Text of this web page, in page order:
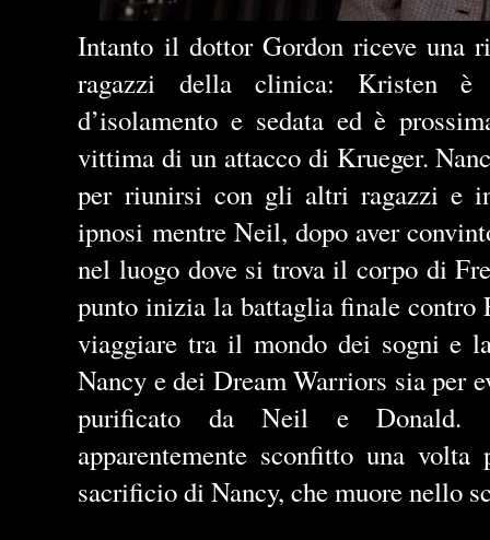
Intanto il dottor Gordon riceve una
ragazzi della clinica: Kristen è
d’isolamento e sedata ed è
vittima di un attacco di Krueger.
per riunirsi con gli altri ragazzi e
ipnosi mentre Neil, dopo aver
nel luogo dove si trova il corpo di
punto inizia la battaglia finale contro
viaggiare tra il mondo dei sogni e
Nancy e dei Dream Warriors sia per
purificato da Neil e Donald.
apparentemente sconfitto una
sacrificio di Nancy, che muore nello